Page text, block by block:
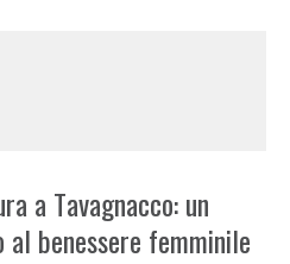
a Tavagnacco: un
al benessere femminile